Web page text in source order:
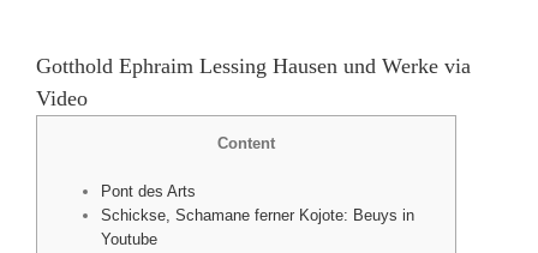
Gotthold Ephraim Lessing Hausen und Werke via
Video
Content
Pont des Arts
Schickse, Schamane ferner Kojote: Beuys in
Youtube